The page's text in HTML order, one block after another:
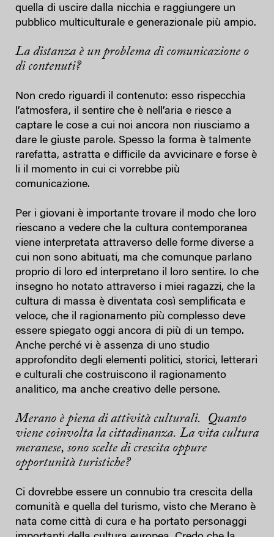
quella di uscire dalla nicchia e raggiungere un
pubblico multiculturale e generazionale più ampio.
La distanza è un problema di comunicazione o
di contenuti?
Non credo riguardi il contenuto: esso rispecchia
l’atmosfera, il sentire che è nell’aria e riesce a
captare le cose a cui noi ancora non riusciamo a
dare le giuste parole. Spesso la forma è talmente
rarefatta, astratta e difficile da avvicinare e forse è
li il momento in cui ci vorrebbe più
comunicazione.
Per i giovani è importante trovare il modo che loro
riescano a vedere che la cultura contemporanea
viene interpretata attraverso delle forme diverse a
cui non sono abituati, ma che comunque parlano
proprio di loro ed interpretano il loro sentire. Io che
insegno ho notato attraverso i miei ragazzi, che la
cultura di massa è diventata così semplificata e
veloce, che il ragionamento più complesso deve
essere spiegato oggi ancora di più di un tempo.
Anche perché vi è assenza di uno studio
approfondito degli elementi politici, storici, letterari
e culturali che costruiscono il ragionamento
analitico, ma anche creativo delle persone.
Merano è piena di attività culturali. Quanto
viene coinvolta la cittadinanza. La vita cultura
meranese, sono scelte di crescita oppure
opportunità turistiche?
Ci dovrebbe essere un connubio tra crescita della
comunità e quella del turismo, visto che Merano è
nata come città di cura e ha portato personaggi